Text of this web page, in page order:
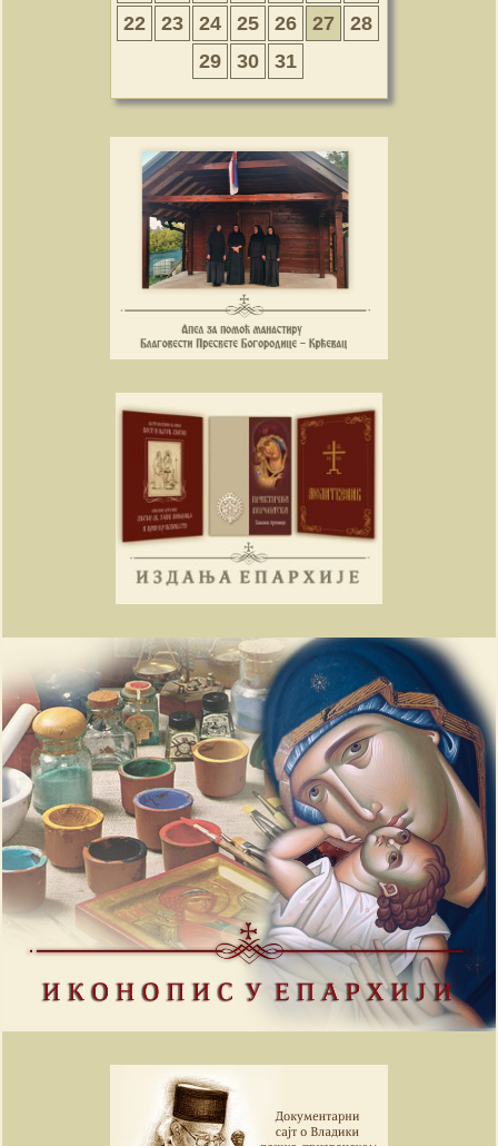
22
23 24 25 26 27
28
29
30 31